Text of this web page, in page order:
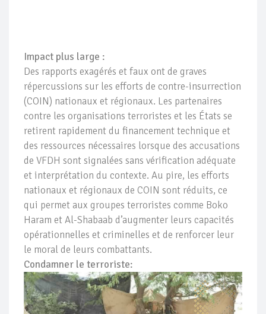
Impact plus large :
Des rapports exagérés et faux ont de graves
répercussions sur les efforts de contre-insurrection
(COIN) nationaux et régionaux. Les partenaires
contre les organisations terroristes et les États se
retirent rapidement du financement technique et
des ressources nécessaires lorsque des accusations
de VFDH sont signalées sans vérification adéquate
et interprétation du contexte. Au pire, les efforts
nationaux et régionaux de COIN sont réduits, ce
qui permet aux groupes terroristes comme Boko
Haram et Al-Shabaab d’augmenter leurs capacités
opérationnelles et criminelles et de renforcer leur
le moral de leurs combattants.
Condamner le terroriste: